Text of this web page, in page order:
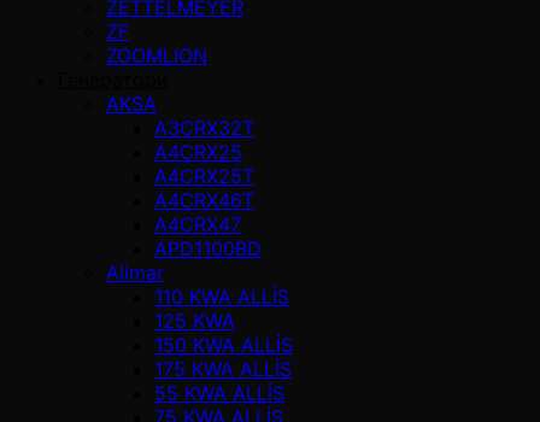
ZETTELMEYER
ZF
ZOOMLION
AKSA
A3CRX32T
A4CRX25
A4CRX25T
A4CRX46T
A4CRX47
APD1100BD
Alimar
110 KWA ALLİS
125 KWA
150 KWA ALLİS
175 KWA ALLİS
55 KWA ALLİS
75 KWA ALLİS